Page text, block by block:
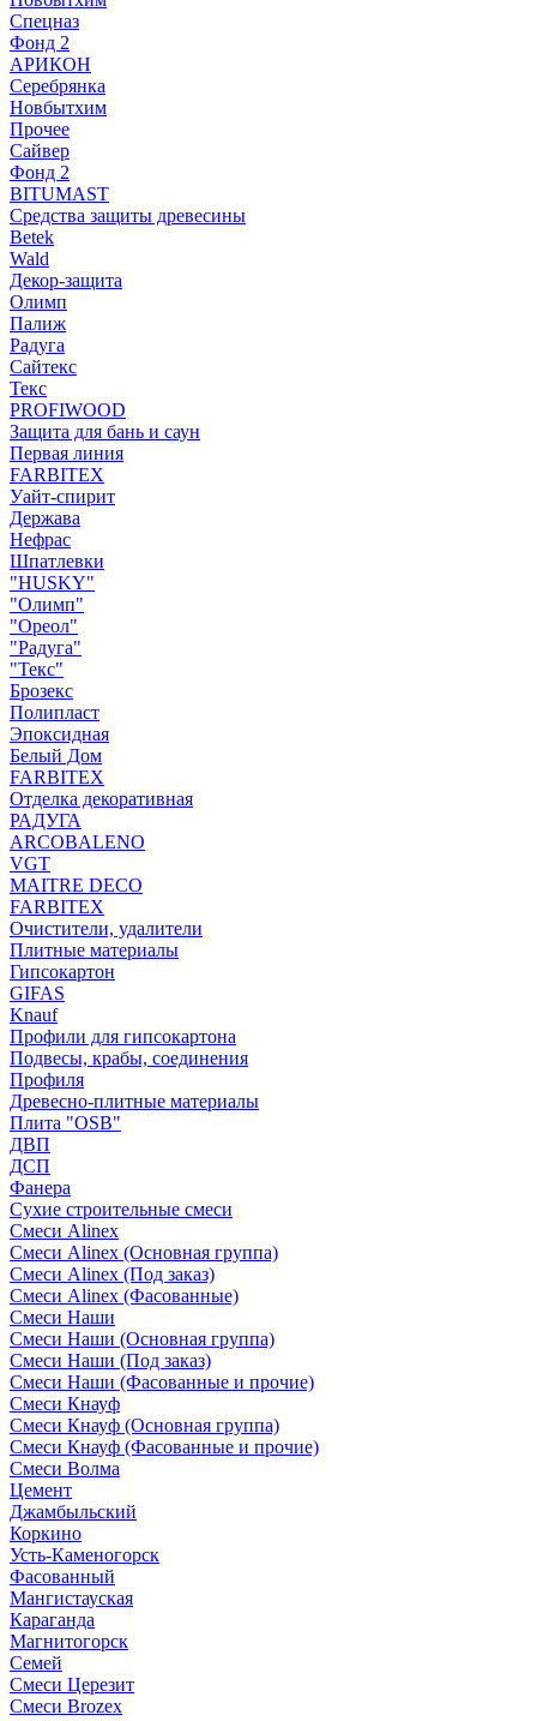
Спецназ
Фонд 2
АРИКОН
Серебрянка
Новбытхим
Прочее
Сайвер
Фонд 2
BITUMAST
Средства защиты древесины
Betek
Wald
Декор-защита
Олимп
Палиж
Радуга
Сайтекс
Текс
PROFIWOOD
Защита для бань и саун
Первая линия
FARBITEX
Уайт-спирит
Держава
Нефрас
Шпатлевки
"HUSKY"
"Олимп"
"Ореол"
"Радуга"
"Текс"
Брозекс
Полипласт
Эпоксидная
Белый Дом
FARBITEX
Отделка декоративная
РАДУГА
ARCOBALENO
VGT
MAITRE DECO
FARBITEX
Очистители, удалители
Плитные материалы
Гипсокартон
GIFAS
Knauf
Профили для гипсокартона
Подвесы, крабы, соединения
Профиля
Древесно-плитные материалы
Плита "OSB"
ДВП
ДСП
Фанера
Сухие строительные смеси
Смеси Alinex
Смеси Alinex (Основная группа)
Смеси Alinex (Под заказ)
Смеси Alinex (Фасованные)
Смеси Наши
Смеси Наши (Основная группа)
Смеси Наши (Под заказ)
Смеси Наши (Фасованные и прочие)
Смеси Кнауф
Смеси Кнауф (Основная группа)
Смеси Кнауф (Фасованные и прочие)
Смеси Волма
Цемент
Джамбыльский
Коркино
Усть-Каменогорск
Фасованный
Мангистауская
Караганда
Магнитогорск
Семей
Смеси Церезит
Смеси Brozex